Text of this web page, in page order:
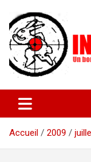
contenu
actuelles pop rock,
lyon
Accueil
2009